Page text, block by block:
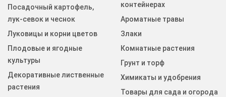
Посадочный картофель,
лук-севок и чеснок
Луковицы и корни цветов
Плодовые и ягодные
культуры
Декоративные лиственные
растения
контейнерах
Ароматные травы
Злаки
Комнатные растения
Грунт и торф
Химикаты и удобрения
Товары для сада и огорода